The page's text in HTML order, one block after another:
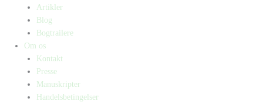
Artikler
Blog
Bogtrailere
Om os
Kontakt
Presse
Manuskripter
Handelsbetingelser